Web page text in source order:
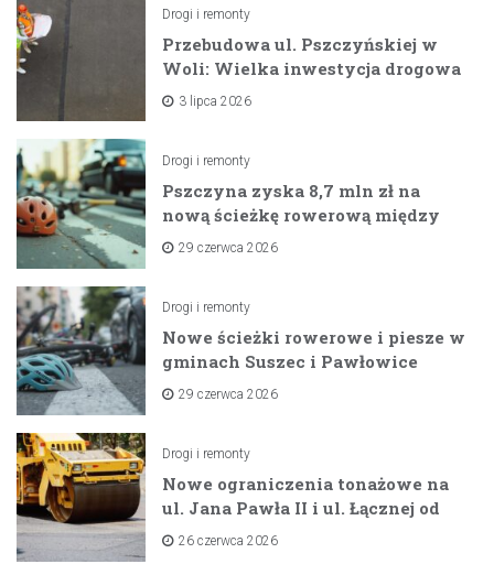
Drogi i remonty
Przebudowa ul. Pszczyńskiej w
Woli: Wielka inwestycja drogowa
na horyzoncie
3 lipca 2026
Drogi i remonty
Pszczyna zyska 8,7 mln zł na
nową ścieżkę rowerową między
zaporami
29 czerwca 2026
Drogi i remonty
Nowe ścieżki rowerowe i piesze w
gminach Suszec i Pawłowice
dzięki unijnemu wsparciu
29 czerwca 2026
Drogi i remonty
Nowe ograniczenia tonażowe na
ul. Jana Pawła II i ul. Łącznej od
lipca 2026 roku
26 czerwca 2026